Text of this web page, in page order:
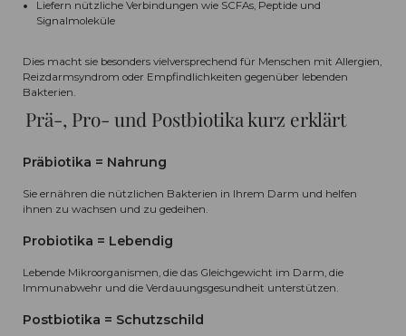
Liefern nützliche Verbindungen wie SCFAs, Peptide und
Signalmoleküle
Dies macht sie besonders vielversprechend für Menschen mit Allergien,
Reizdarmsyndrom oder Empfindlichkeiten gegenüber lebenden
Bakterien.
Prä-, Pro- und Postbiotika kurz erklärt
Präbiotika = Nahrung
Sie ernähren die nützlichen Bakterien in Ihrem Darm und helfen
ihnen zu wachsen und zu gedeihen.
Probiotika = Lebendig
Lebende Mikroorganismen, die das Gleichgewicht im Darm, die
Immunabwehr und die Verdauungsgesundheit unterstützen.
Postbiotika = Schutzschild